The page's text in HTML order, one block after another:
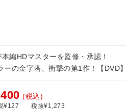
編HDマスターを監修・承認！
の金字塔、衝撃の第1作！【DVD】
(税込)
¥127 税抜¥1,273